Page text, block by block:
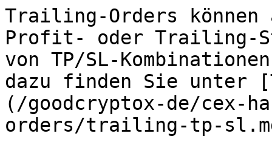
Trailing-Orders
Profit- oder Trailing-
von TP/SL-
dazu finden Sie unter
(/goodcryptox-de/cex-
orders/trailing-tp-